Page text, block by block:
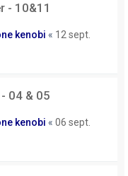
- 10&11
kenobi « 12 sept.
04 & 05
kenobi « 06 sept.